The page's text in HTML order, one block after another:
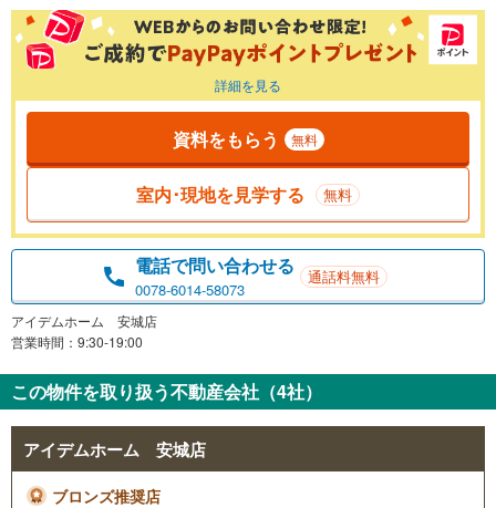
詳細を見る
資料をもらう 無料
室内･現地を見学する 無料
電話で問い合わせる
0078-6014-58073
通話料無料
アイデムホーム 安城店
営業時間：9:30-19:00
この物件を取り扱う不動産会社（4社）
アイデムホーム 安城店
ブロンズ推奨店